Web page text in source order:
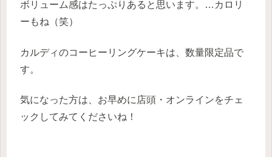
ボリューム感はたっぷりあると思います。…カロリ
ーもね（笑）
カルディのコーヒーリングケーキは、数量限定品で
す。
気になった方は、お早めに店頭・オンラインをチェ
ックしてみてくださいね！